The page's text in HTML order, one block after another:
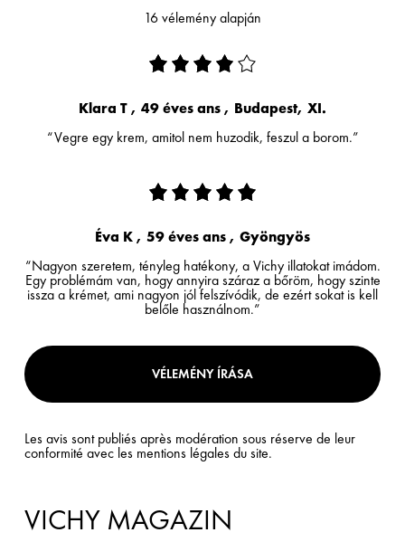
16 vélemény alapján
Klara T , 49 éves ans , Budapest, XI.
“Vegre egy krem, amitol nem huzodik, feszul a borom.”
Éva K , 59 éves ans , Gyöngyös
“Nagyon szeretem, tényleg hatékony, a Vichy illatokat imádom.
Egy problémám van, hogy annyira száraz a bőröm, hogy szinte
issza a krémet, ami nagyon jól felszívódik, de ezért sokat is kell
belőle használnom.”
VÉLEMÉNY ÍRÁSA
Les avis sont publiés après modération sous réserve de leur
conformité avec les mentions légales du site.
VICHY MAGAZIN